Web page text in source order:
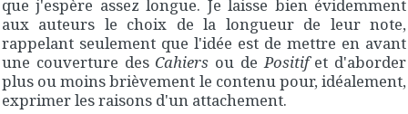
que j'espère assez longue. Je laisse bien évidemment
aux auteurs le choix de la longueur de leur note,
rappelant seulement que l'idée est de mettre en avant
une couverture des Cahiers ou dePositifet d'aborder
plus ou moins brièvement le contenu pour, idéalement,
exprimer les raisons d'un attachement.